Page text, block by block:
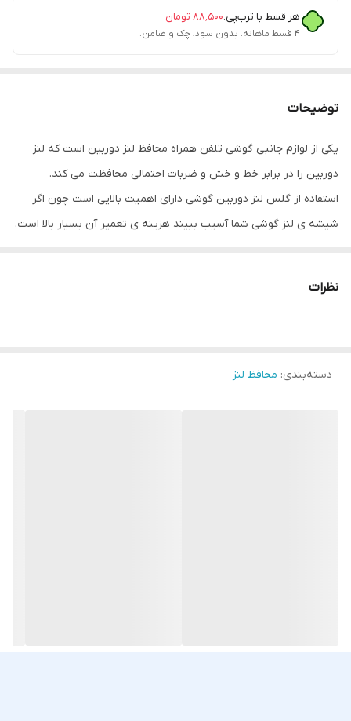
هر قسط با ترب‌پی:۸۸٬۵۰۰ تومان
۴ قسط ماهانه. بدون سود، چک و ضامن.
توضیحات
یکی از لوازم جانبی گوشی تلفن همراه محافظ لنز دوربین است که لنز
دوربین را در برابر خط و خش و ضربات احتمالی محافظت می کند.
استفاده از گلس لنز دوربین گوشی دارای اهمیت بالایی است چون اگر
شیشه ی لنز گوشی شما آسیب ببیند هزینه ی تعمیر آن بسیار بالا است.
نظرات
دسته‌بندی: محافظ لنز